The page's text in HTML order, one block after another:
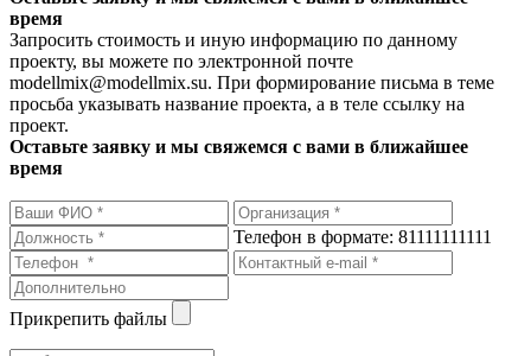
время
Запросить стоимость и иную информацию по данному
проекту, вы можете по электронной почте
modellmix@modellmix.su. При формирование письма в теме
просьба указывать название проекта, а в теле ссылку на
проект.
Оставьте заявку и мы свяжемся с вами в ближайшее
время
Телефон в формате: 81111111111
Прикрепить файлы